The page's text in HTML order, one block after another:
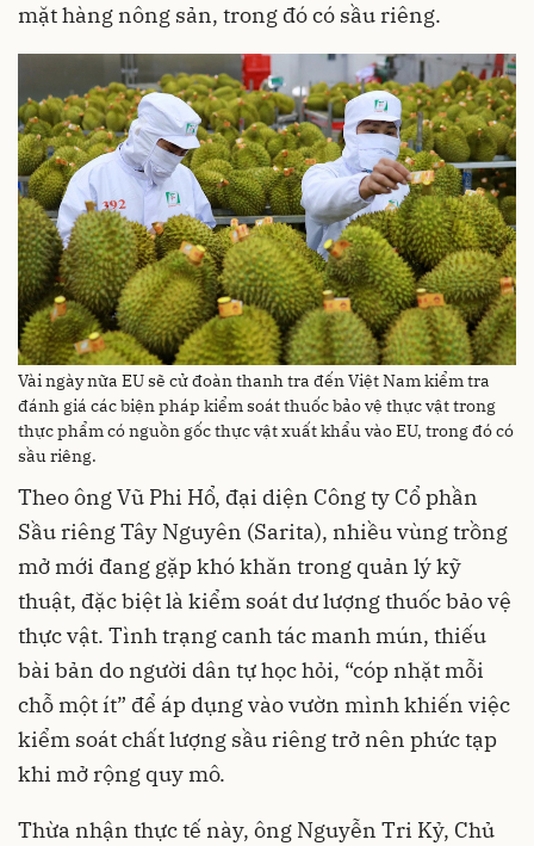
mặt hàng nông sản, trong đó có sầu riêng.
Vài ngày nữa EU sẽ cử đoàn thanh tra đến Việt Nam kiểm tra
đánh giá các biện pháp kiểm soát thuốc bảo vệ thực vật trong
thực phẩm có nguồn gốc thực vật xuất khẩu vào EU, trong đó có
sầu riêng.
Theo ông Vũ Phi Hổ, đại diện Công ty Cổ phần
Sầu riêng Tây Nguyên (Sarita), nhiều vùng trồng
mở mới đang gặp khó khăn trong quản lý kỹ
thuật, đặc biệt là kiểm soát dư lượng thuốc bảo vệ
thực vật. Tình trạng canh tác manh mún, thiếu
bài bản do người dân tự học hỏi, “cóp nhặt mỗi
chỗ một ít” để áp dụng vào vườn mình khiến việc
kiểm soát chất lượng sầu riêng trở nên phức tạp
khi mở rộng quy mô.
Thừa nhận thực tế này, ông Nguyễn Tri Kỷ, Chủ